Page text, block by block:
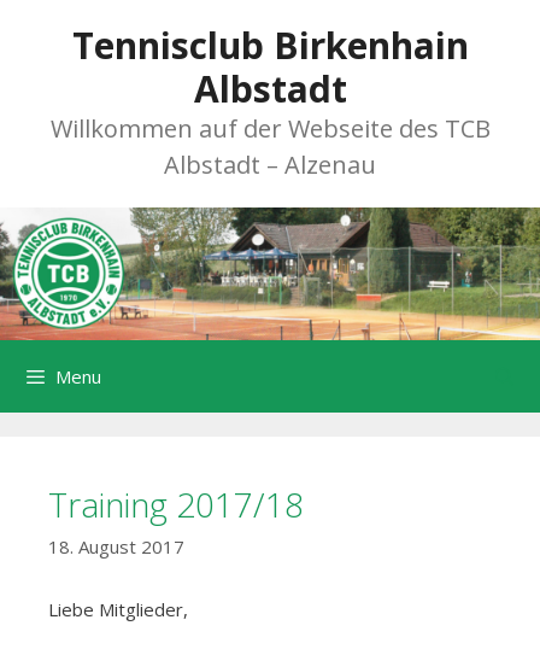
Tennisclub Birkenhain
Albstadt
Willkommen auf der Webseite des TCB
Albstadt – Alzenau
Menu
Training 2017/18
18. August 2017
Liebe Mitglieder,